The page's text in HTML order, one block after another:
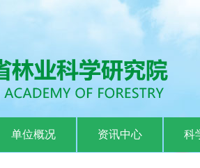
单位概况 资讯中心 科